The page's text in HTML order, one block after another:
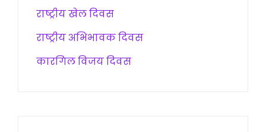
राष्ट्रीय खेल दिवस
राष्ट्रीय अभिभावक दिवस
कारगिल विजय दिवस